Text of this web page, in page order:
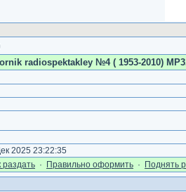
radiospektakley №4 ( 1953-2010)
2025 23:22:35
раздать · Правильно оформить · Поднять